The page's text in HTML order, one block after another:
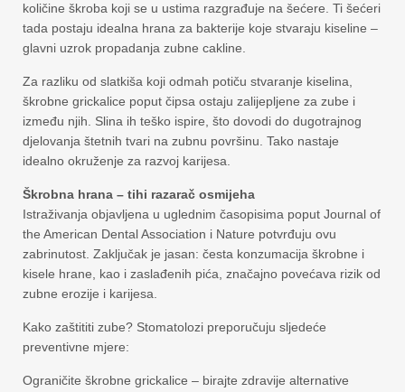
količine škroba koji se u ustima razgrađuje na šećere. Ti šećeri
tada postaju idealna hrana za bakterije koje stvaraju kiseline –
glavni uzrok propadanja zubne cakline.
Za razliku od slatkiša koji odmah potiču stvaranje kiselina,
škrobne grickalice poput čipsa ostaju zalijepljene za zube i
između njih. Slina ih teško ispire, što dovodi do dugotrajnog
djelovanja štetnih tvari na zubnu površinu. Tako nastaje
idealno okruženje za razvoj karijesa.
Škrobna hrana – tihi razarač osmijeha
Istraživanja objavljena u uglednim časopisima poput Journal of
the American Dental Association i Nature potvrđuju ovu
zabrinutost. Zaključak je jasan: česta konzumacija škrobne i
kisele hrane, kao i zaslađenih pića, značajno povećava rizik od
zubne erozije i karijesa.
Kako zaštititi zube? Stomatolozi preporučuju sljedeće
preventivne mjere:
Ograničite škrobne grickalice – birajte zdravije alternative